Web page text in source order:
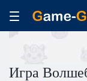
Игра